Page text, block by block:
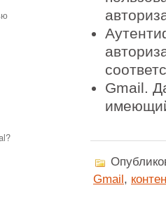
phpBB
phpBB
phpBB
phpBB
системами
Gmail.
Gmail,